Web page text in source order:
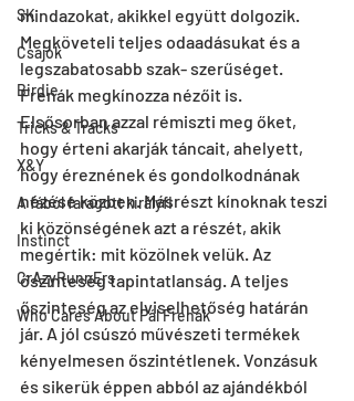
SK
Csajok
Birdie
Tricks & Tracks
X&Y
A fából faragott királyfi
Instinct
CrAzyRunnErs
Who Cares About Pál Frenák
mindazokat, akikkel együtt dolgozik.
Megköveteli teljes odaadásukat és a
legszabatosabb szak- szerűséget.
Frenák megkínozza nézőit is.
Elsősorban azzal rémiszti meg őket,
hogy érteni akarják táncait, ahelyett,
hogy éreznének és gondolkodnának
nézése közben. Másrészt kínoknak teszi
ki közönségének azt a részét, akik
megértik: mit közölnek velük. Az
őszinteség tapintatlanság. A teljes
őszinteség az elviselhetőség határán
jár. A jól csúszó művészeti termékek
kényelmesen őszintétlenek. Vonzásuk
és sikerük éppen abból az ajándékból